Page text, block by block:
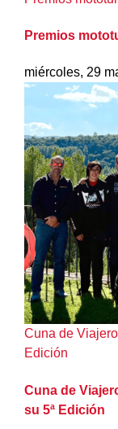
Premios
miércoles, 29
Cuna de
Edición
Cuna de
su 5ª Edición